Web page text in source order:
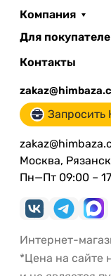
Компания
Для
Контакты
Запросить
Москва,
Пн—Пт 09:00 –
Интернет-
*Цена на сайте